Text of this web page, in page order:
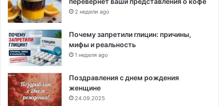
2 недели ago
Почему запретили глицин: причины,
мифы и реальность
1 неделя ago
Поздравления с днем рождения
женщине
24.09.2025